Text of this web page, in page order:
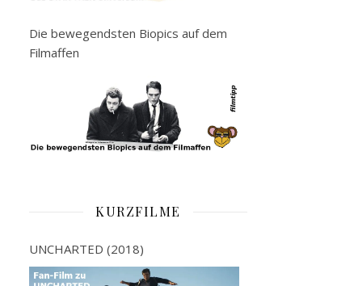
Die bewegendsten Biopics auf dem
Filmaffen
KURZFILME
UNCHARTED (2018)